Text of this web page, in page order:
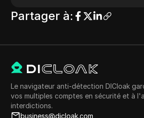
Partager à:
Le navigateur anti-détection DICloak
vos multiples comptes en sécurité et à
interdictions.
business@dicloak.com